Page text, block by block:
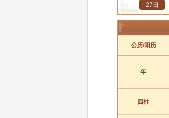
27日
公历/阳历
年
四柱